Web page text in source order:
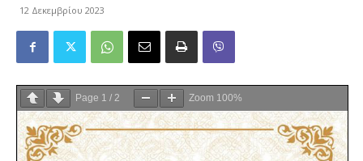
12 Δεκεμβρίου 2023
Page 1 / 2 Zoom 100%